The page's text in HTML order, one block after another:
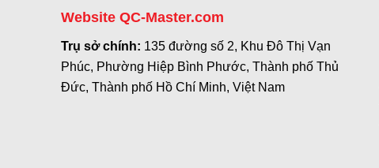
Website QC-Master.com
Trụ sở chính: 135 đường số 2, Khu Đô Thị Vạn
Phúc, Phường Hiệp Bình Phước, Thành phố Thủ
Đức, Thành phố Hồ Chí Minh, Việt Nam